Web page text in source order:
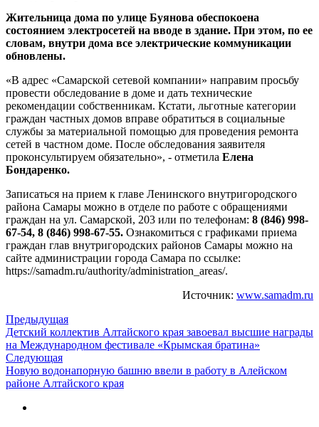
Жительница дома по улице Буянова обеспокоена
состоянием электросетей на вводе в здание. При этом, по ее
словам, внутри дома все электрические коммуникации
обновлены.
«В адрес «Самарской сетевой компании» направим просьбу
провести обследование в доме и дать технические
рекомендации собственникам. Кстати, льготные категории
граждан частных домов вправе обратиться в социальные
службы за материальной помощью для проведения ремонта
сетей в частном доме. После обследования заявителя
проконсультируем обязательно», - отметила Елена
Бондаренко.
Записаться на прием к главе Ленинского внутригородского
района Самары можно в отделе по работе с обращениями
граждан на ул. Самарской, 203 или по телефонам: 8 (846) 998-
67-54, 8 (846) 998-67-55. Ознакомиться с графиками приема
граждан глав внутригородских районов Самары можно на
сайте администрации города Самара по ссылке:
https://samadm.ru/authority/administration_areas/.
Источник: www.samadm.ru
Предыдущая
Детский коллектив Алтайского края завоевал высшие награды
на Международном фестивале «Крымская братина»
Следующая
Новую водонапорную башню ввели в работу в Алейском
районе Алтайского края